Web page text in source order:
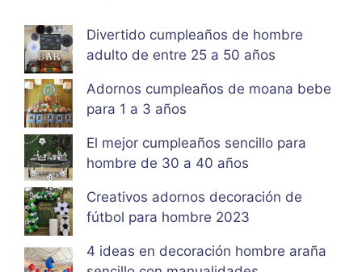
Divertido cumpleaños de hombre
adulto de entre 25 a 50 años
Adornos cumpleaños de moana bebe
para 1 a 3 años
El mejor cumpleaños sencillo para
hombre de 30 a 40 años
Creativos adornos decoración de
fútbol para hombre 2023
4 ideas en decoración hombre araña